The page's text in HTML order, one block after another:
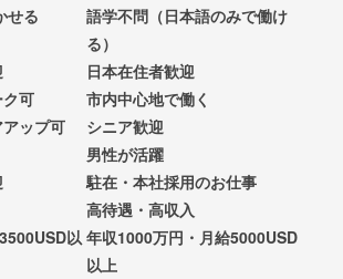
せる
語学不問（日本語のみで働け
る）
日本在住者歓迎
可
市内中心地で働く
ップ可
シニア歓迎
男性が活躍
駐在・本社採用のお仕事
高待遇・高収入
以 年収1000万円・月給5000USD
以上